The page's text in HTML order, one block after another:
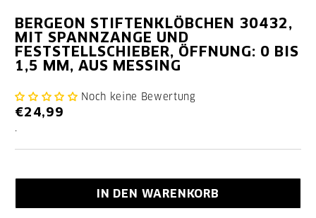
BERGEON STIFTENKLÖBCHEN 30432,
MIT SPANNZANGE UND
FESTSTELLSCHIEBER, ÖFFNUNG: 0 BIS
1,5 MM, AUS MESSING
Noch keine Bewertung
€24,99
.
IN DEN WARENKORB